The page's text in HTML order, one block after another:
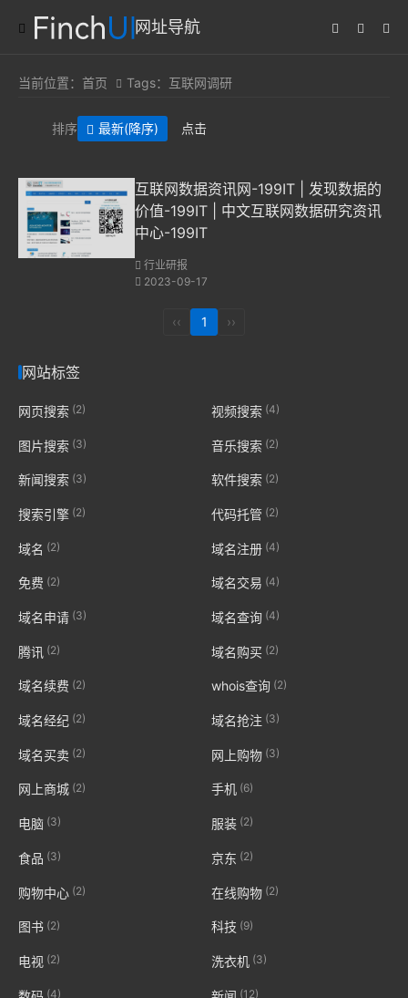
网址导航
当前位置： 首页 Tags：互联网调研
排序 最新(降序) 点击
互联网数据资讯网-199IT | 发现数据的
价值-199IT | 中文互联网数据研究资讯
中心-199IT
行业研报
2023-09-17
‹‹ 1 ››
网站标签
网页搜索 (2) 视频搜索 (4)
图片搜索 (3) 音乐搜索 (2)
新闻搜索 (3) 软件搜索 (2)
搜索引擎 (2) 代码托管 (2)
域名 (2) 域名注册(4)
免费 (2) 域名交易 (4)
域名申请 (3) 域名查询(4)
腾讯 (2) 域名购买 (2)
域名续费 (2) whois查询(2)
域名经纪 (2) 域名抢注 (3)
域名买卖 (2) 网上购物(3)
网上商城 (2) 手机 (6)
电脑 (3) 服装(2)
食品 (3) 京东 (2)
购物中心 (2) 在线购物(2)
图书 (2) 科技 (9)
电视 (2) 洗衣机 (3)
(4) (12)